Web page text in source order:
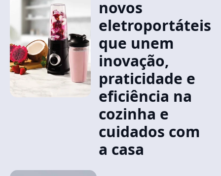
novos
eletroportáteis
que unem
inovação,
praticidade e
eficiência na
cozinha e
cuidados com
a casa